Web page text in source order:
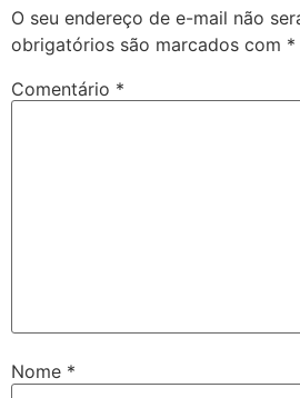
O seu endereço de e-mail não
obrigatórios são marcados com *
Comentário *
Nome *